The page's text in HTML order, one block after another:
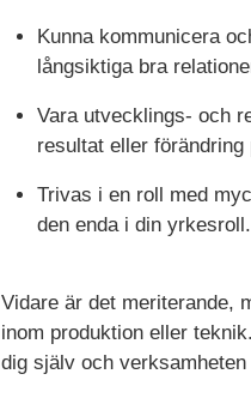
Kunna kommunicera
långsiktiga bra
Vara utvecklings- och
resultat eller förändring
Trivas i en roll med
den enda i din yrkesroll.
Vidare är det meriterande,
inom produktion eller
dig själv och verksamheten